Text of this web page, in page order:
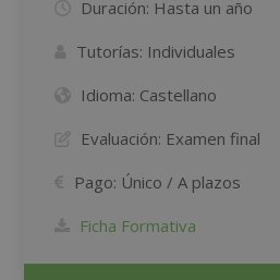
Duración: Hasta un año
Tutorías: Individuales
Idioma: Castellano
Evaluación: Examen final
Pago: Único / A plazos
Ficha Formativa